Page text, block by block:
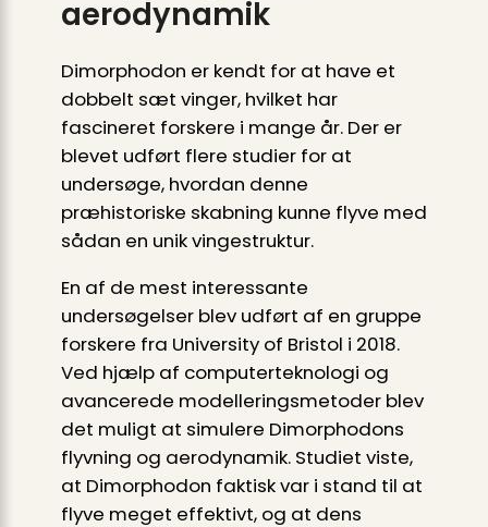
aerodynamik
Dimorphodon er kendt for at have et
dobbelt sæt vinger, hvilket har
fascineret forskere i mange år. Der er
blevet udført flere studier for at
undersøge, hvordan denne
præhistoriske skabning kunne flyve med
sådan en unik vingestruktur.
En af de mest interessante
undersøgelser blev udført af en gruppe
forskere fra University of Bristol i 2018.
Ved hjælp af computerteknologi og
avancerede modelleringsmetoder blev
det muligt at simulere Dimorphodons
flyvning og aerodynamik. Studiet viste,
at Dimorphodon faktisk var i stand til at
flyve meget effektivt, og at dens